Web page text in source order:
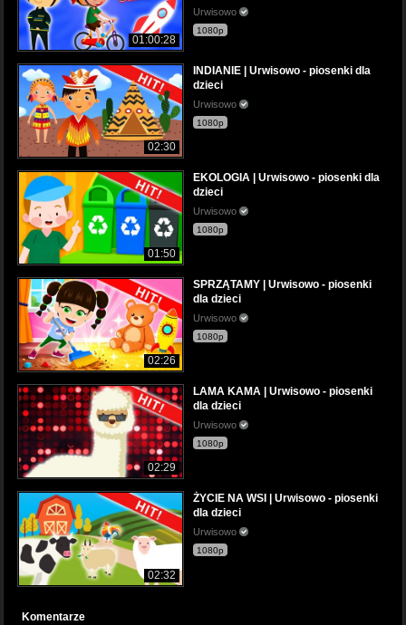
01:00:28
Urwisowo
1080p
02:30
INDIANIE | Urwisowo - piosenki dla
dzieci
Urwisowo
1080p
01:50
EKOLOGIA | Urwisowo - piosenki dla
dzieci
Urwisowo
1080p
02:26
SPRZĄTAMY | Urwisowo - piosenki
dla dzieci
Urwisowo
1080p
02:29
LAMA KAMA | Urwisowo - piosenki
dla dzieci
Urwisowo
1080p
02:32
ŻYCIE NA WSI | Urwisowo - piosenki
dla dzieci
Urwisowo
1080p
Komentarze